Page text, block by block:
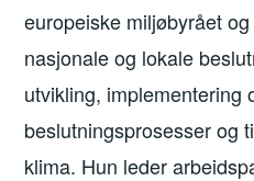
europeiske miljøbyrået
nasjonale og lokale
utvikling, implementering
beslutningsprosesser og
klima. Hun leder